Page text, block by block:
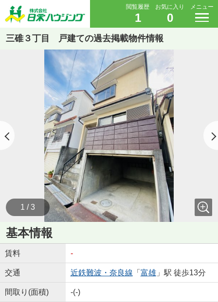
閲覧履歴
1
お気に入り
0
メニュー
三碓３丁目 戸建ての過去掲載物件情報
1 / 3
基本情報
賃料 -
交通 近鉄難波・奈良線 「 富雄」駅 徒歩13分
間取り(面積) -(-)